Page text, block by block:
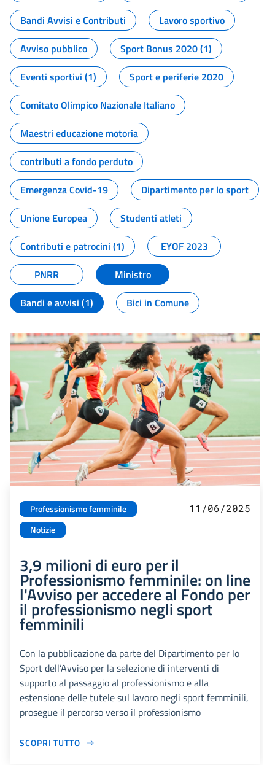
Bandi Avvisi e Contributi
Lavoro sportivo
Avviso pubblico
Sport Bonus 2020 (1)
Eventi sportivi (1)
Sport e periferie 2020
Comitato Olimpico Nazionale Italiano
Maestri educazione motoria
contributi a fondo perduto
Emergenza Covid-19
Dipartimento per lo sport
Unione Europea
Studenti atleti
Contributi e patrocini (1)
EYOF 2023
PNRR
Ministro
Bandi e avvisi (1)
Bici in Comune
Professionismo femminile
Notizie
11/06/2025
3,9 milioni di euro per il
Professionismo femminile: on line
l'Avviso per accedere al Fondo per
il professionismo negli sport
femminili
Con la pubblicazione da parte del Dipartimento per lo
Sport dell’Avviso per la selezione di interventi di
supporto al passaggio al professionismo e alla
estensione delle tutele sul lavoro negli sport femminili,
prosegue il percorso verso il professionismo
SCOPRI TUTTO